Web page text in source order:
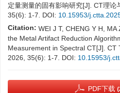
定量测量的固有影响研究[J]. CT理论
35(6): 1-7. DOI: 10.15953/
Citation: WEI J T, CHENG Y H,
the Metal Artifact Reduction
Measurement in Spectral CT[J]. CT
2026, 35(6): 1-7. DOI: 10.15953/
PDF下载